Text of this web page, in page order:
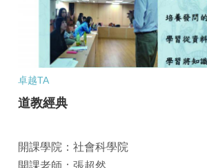
卓越TA
道教經典
開課學院：社會科學院
開課老師：張超然